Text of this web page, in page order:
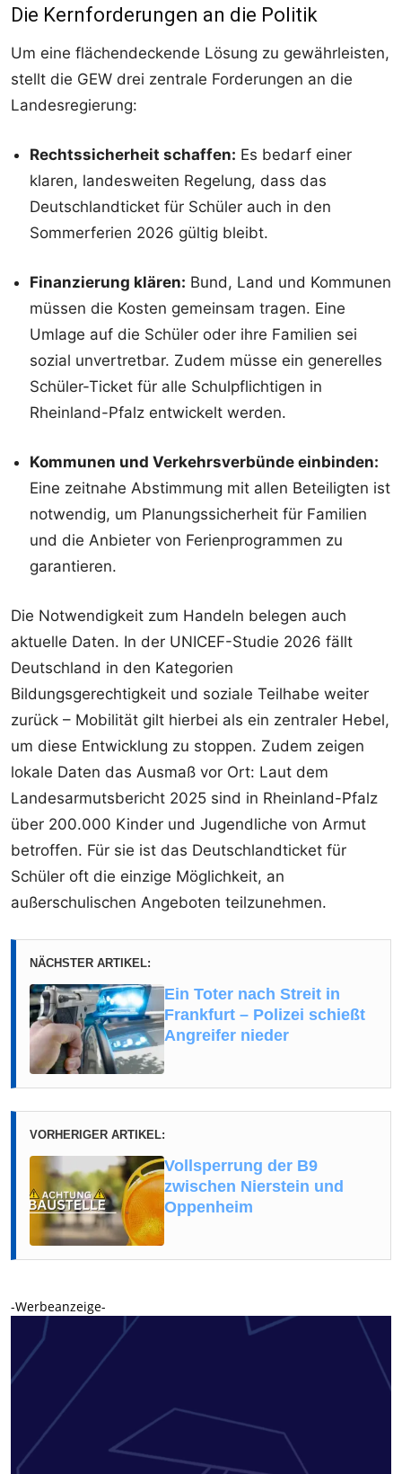
Die Kernforderungen an die Politik
Um eine flächendeckende Lösung zu gewährleisten,
stellt die GEW drei zentrale Forderungen an die
Landesregierung:
Rechtssicherheit schaffen: Es bedarf einer
klaren, landesweiten Regelung, dass das
Deutschlandticket für Schüler auch in den
Sommerferien 2026 gültig bleibt.
Finanzierung klären: Bund, Land und Kommunen
müssen die Kosten gemeinsam tragen. Eine
Umlage auf die Schüler oder ihre Familien sei
sozial unvertretbar. Zudem müsse ein generelles
Schüler-Ticket für alle Schulpflichtigen in
Rheinland-Pfalz entwickelt werden.
Kommunen und Verkehrsverbünde einbinden:
Eine zeitnahe Abstimmung mit allen Beteiligten ist
notwendig, um Planungssicherheit für Familien
und die Anbieter von Ferienprogrammen zu
garantieren.
Die Notwendigkeit zum Handeln belegen auch
aktuelle Daten. In der UNICEF-Studie 2026 fällt
Deutschland in den Kategorien
Bildungsgerechtigkeit und soziale Teilhabe weiter
zurück – Mobilität gilt hierbei als ein zentraler Hebel,
um diese Entwicklung zu stoppen. Zudem zeigen
lokale Daten das Ausmaß vor Ort: Laut dem
Landesarmutsbericht 2025 sind in Rheinland-Pfalz
über 200.000 Kinder und Jugendliche von Armut
betroffen. Für sie ist das Deutschlandticket für
Schüler oft die einzige Möglichkeit, an
außerschulischen Angeboten teilzunehmen.
NÄCHSTER ARTIKEL:
Ein Toter nach Streit in
Frankfurt – Polizei schießt
Angreifer nieder
VORHERIGER ARTIKEL:
Vollsperrung der B9
zwischen Nierstein und
Oppenheim
-Werbeanzeige-